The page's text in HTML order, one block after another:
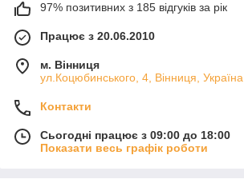
97% позитивних з 185 відгуків за рік
Працює з 20.06.2010
м. Вінниця
ул.Коцюбинського, 4, Вінниця, Україна
Контакти
Сьогодні працює з 09:00 до 18:00
Показати весь графік роботи